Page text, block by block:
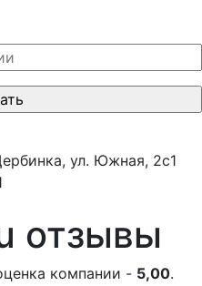
ул. Южная, 2с1
отзывы
компании - 5,00.